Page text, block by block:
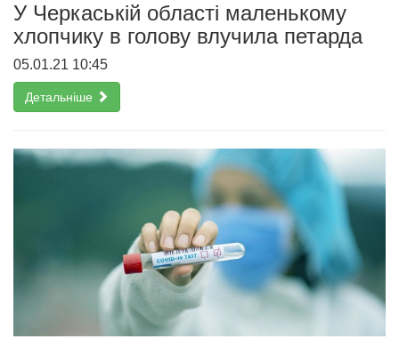
У Черкаській області маленькому
хлопчику в голову влучила петарда
05.01.21 10:45
Детальніше